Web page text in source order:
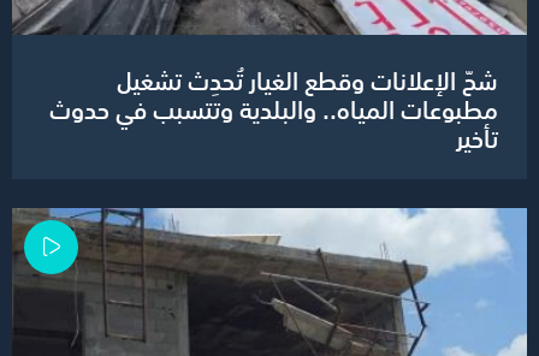
شحّ الإعلانات وقطع الغيار تُحدِث تشغيل
مطبوعات المياه.. والبلدية وتتسبب في حدوث
تأخير